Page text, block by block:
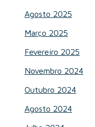
Agosto 2025
Março 2025
Fevereiro 2025
Novembro 2024
Outubro 2024
Agosto 2024